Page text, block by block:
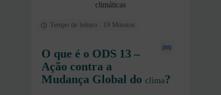
climáticas
Tempo de leitura : 19 Minutos
O que é o ODS 13 –
Ação contra a
Mudança Global do clima?